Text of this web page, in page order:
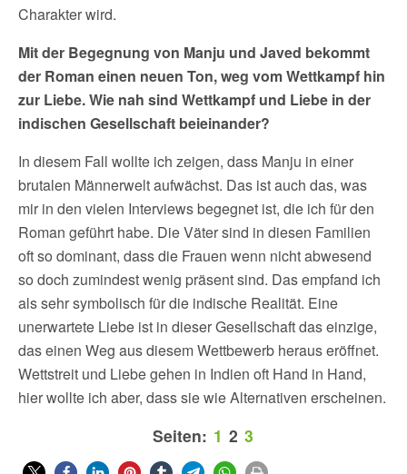
Charakter wird.
Mit der Begegnung von Manju und Javed bekommt
der Roman einen neuen Ton, weg vom Wettkampf hin
zur Liebe. Wie nah sind Wettkampf und Liebe in der
indischen Gesellschaft beieinander?
In diesem Fall wollte ich zeigen, dass Manju in einer
brutalen Männerwelt aufwächst. Das ist auch das, was
mir in den vielen Interviews begegnet ist, die ich für den
Roman geführt habe. Die Väter sind in diesen Familien
oft so dominant, dass die Frauen wenn nicht abwesend
so doch zumindest wenig präsent sind. Das empfand ich
als sehr symbolisch für die indische Realität. Eine
unerwartete Liebe ist in dieser Gesellschaft das einzige,
das einen Weg aus diesem Wettbewerb heraus eröffnet.
Wettstreit und Liebe gehen in Indien oft Hand in Hand,
hier wollte ich aber, dass sie wie Alternativen erscheinen.
Seiten: 1 2 3